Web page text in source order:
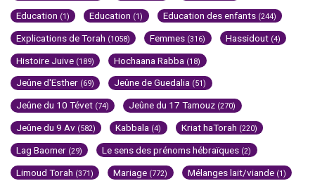
Education (1) Education (1) Education des enfants (244)
Explications de Torah (1058) Femmes (316) Hassidout (4)
Histoire Juive (189) Hochaana Rabba (18)
Jeûne d'Esther (69) Jeûne de Guedalia (51)
Jeûne du 10 Tévet (74) Jeûne du 17 Tamouz (270)
Jeûne du 9 Av (582) Kabbala (4) Kriat haTorah (220)
Lag Baomer (29) Le sens des prénoms hébraïques (2)
Limoud Torah (371) Mariage (772) Mélanges lait/viande (1)